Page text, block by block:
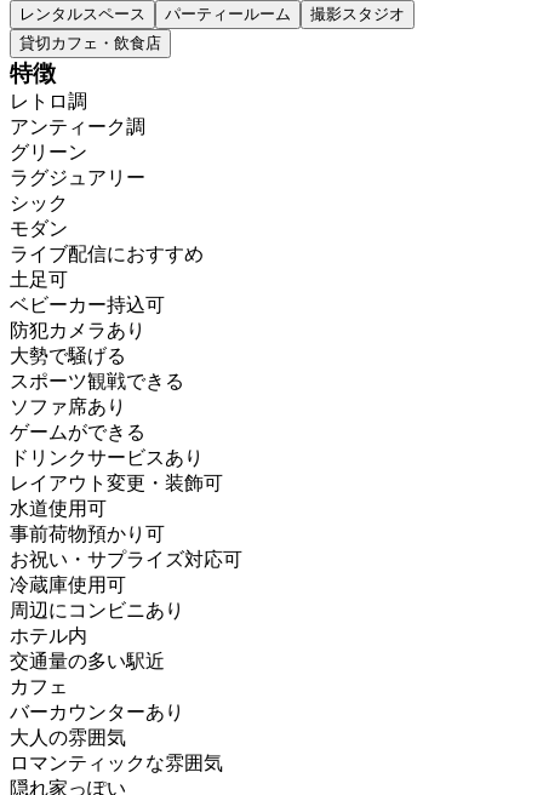
レンタルスペース パーティールーム
撮影スタジオ
貸切カフェ・飲食店
特徴
レトロ調
アンティーク調
グリーン
ラグジュアリー
シック
モダン
ライブ配信におすすめ
土足可
ベビーカー持込可
防犯カメラあり
大勢で騒げる
スポーツ観戦できる
ソファ席あり
ゲームができる
ドリンクサービスあり
レイアウト変更・装飾可
水道使用可
事前荷物預かり可
お祝い・サプライズ対応可
冷蔵庫使用可
周辺にコンビニあり
ホテル内
交通量の多い駅近
カフェ
バーカウンターあり
大人の雰囲気
ロマンティックな雰囲気
隠れ家っぽい